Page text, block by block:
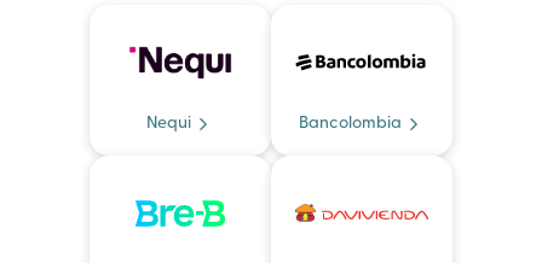
Nequi Bancolombia